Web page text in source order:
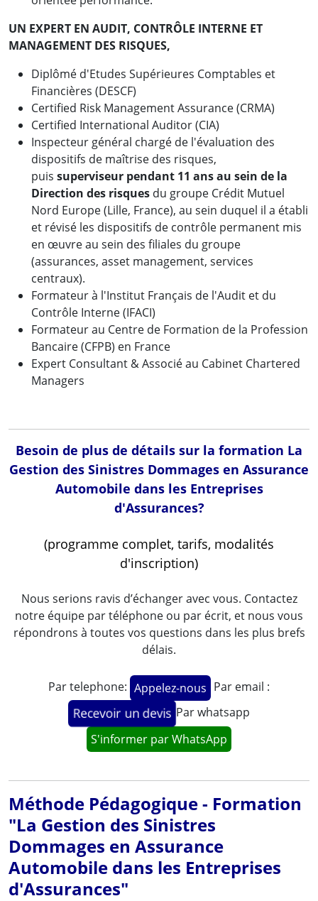
UN EXPERT EN AUDIT, CONTRÔLE INTERNE ET
MANAGEMENT DES RISQUES,
Diplômé d'Etudes Supérieures Comptables et
Financières (DESCF)
Certified Risk Management Assurance (CRMA)
Certified International Auditor (CIA)
Inspecteur général chargé de l'évaluation des
dispositifs de maîtrise des risques,
puis superviseur pendant 11 ans au sein de la
Direction des risques du groupe Crédit Mutuel
Nord Europe (Lille, France), au sein duquel il a établi
et révisé les dispositifs de contrôle permanent mis
en œuvre au sein des filiales du groupe
(assurances, asset management, services
centraux).
Formateur à l'Institut Français de l'Audit et du
Contrôle Interne (IFACI)
Formateur au Centre de Formation de la Profession
Bancaire (CFPB) en France
Expert Consultant & Associé au Cabinet Chartered
Managers
Besoin de plus de détails sur la formation La
Gestion des Sinistres Dommages en Assurance
Automobile dans les Entreprises
d'Assurances?
(programme complet, tarifs, modalités
d'inscription)
Nous serions ravis d’échanger avec vous. Contactez
notre équipe par téléphone ou par écrit, et nous vous
répondrons à toutes vos questions dans les plus brefs
délais.
Par telephone: Appelez-nous Par email :
Recevoir un devis Par whatsapp
S'informer par WhatsApp
Méthode Pédagogique - Formation
"La Gestion des Sinistres
Dommages en Assurance
Automobile dans les Entreprises
d'Assurances"